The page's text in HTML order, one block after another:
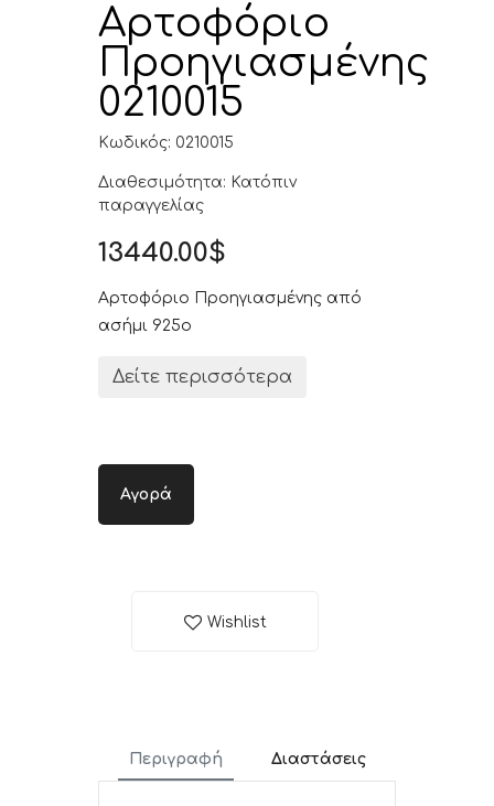
Αρτοφόριο
Προηγιασμένης
0210015
Κωδικός: 0210015
Διαθεσιμότητα: Κατόπιν
παραγγελίας
13440.00$
Αρτοφόριο Προηγιασμένης από
ασήμι 925ο
Δείτε περισσότερα
Αγορά
Wishlist
Περιγραφή Διαστάσεις